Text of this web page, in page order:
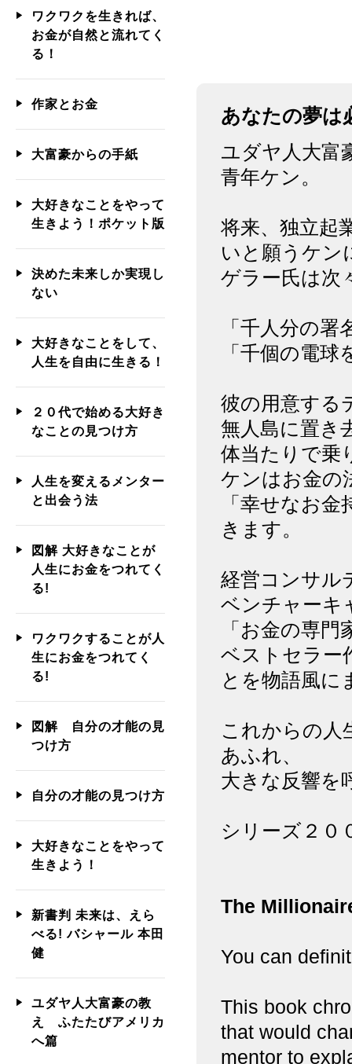
あなたの夢は
ユダヤ人大富
青年ケン。
将来、独立起
いと願うケン
ゲラー氏は次
「千人分の
「千個の電
彼の用意する
無人島に置き
体当たりで乗
ケンはお金の
「幸せなお
きます。
経営コンサル
ベンチャーキ
「お金の専
ベストセラー
とを物語風に
これからの人
あふれ、
大きな反響を
シリーズ２０
The
You can
This book
that would
mentor to
ワクワクを生きれば、
お金が自然と流れてく
る！
作家とお金
大富豪からの手紙
大好きなことをやって
生きよう！ポケット版
決めた未来しか実現し
ない
大好きなことをして、
人生を自由に生きる！
２０代で始める大好き
なことの見つけ方
人生を変えるメンター
と出会う法
図解 大好きなことが
人生にお金をつれてく
る!
ワクワクすることが人
生にお金をつれてく
る!
図解 自分の才能の見
つけ方
自分の才能の見つけ方
大好きなことをやって
生きよう！
新書判 未来は、えら
べる! バシャール 本田
健
ユダヤ人大富豪の教
え ふたたびアメリカ
へ篇